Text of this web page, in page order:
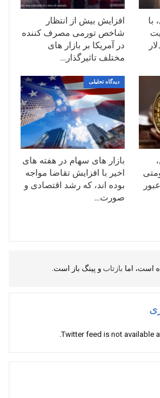
با
دلار
افزایش بیش از انتظار
شاخص تورمی مصرف کننده
در آمریکا بر بازار های
مختلف تاثیرگذار…
عبور
دیدگاه تحلیلی
بازار های سهام در هفته های
اخیر با افزایش تقاضا مواجه
بوده اند، که رشد اقتصادی و
صورت…
است، اما بازتابو پینگ باز است.
Twitter feed is not available